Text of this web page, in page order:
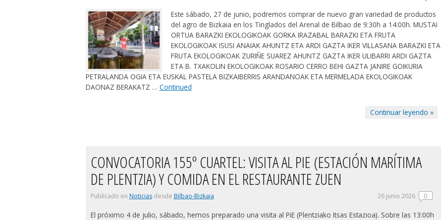
Este sábado, 27 de junio, podremos comprar de nuevo gran variedad de productos
del agro de Bizkaia en los Tinglados del Arenal de Bilbao de 9:30h a 14:00h. MUSTAI
ORTUA BARAZKI EKOLOGIKOAK GORKA IRAZABAL BARAZKI ETA FRUTA
EKOLOGIKOAK ISUSI ANAIAK AHUNTZ ETA ARDI GAZTA IKER VILLASANA BARAZKI ETA
FRUTA EKOLOGIKOAK ZURIÑE SUAREZ AHUNTZ GAZTA IKER ULIBARRI ARDI GAZTA
ETA B. TXAKOLIN EKOLOGIKOAK ROSARIO CERRO BEHI GAZTA JANIRE GOIKURIA
PETRALANDA OGIA ETA EUSKAL PASTELA BIZKAIBERRIS ARANDANOAK ETA MERMELADA EKOLOGIKOAK
DAONAZ BERAKATZ … Continued
Continuar leyendo »
CONVOCATORIA 155º CUARTEL: VISITA AL PIE (ESTACIÓN MARÍTIMA
DE PLENTZIA) Y COMIDA EN EL RESTAURANTE ZUEN
Publicado en Noticiasdesde Bilbao-Bizkaia 26 junio 2026 0
El próximo 4 de julio, sábado, hemos preparado una visita al PiE (Plentziako Itsas Estazioa). Sobre las 13:00h